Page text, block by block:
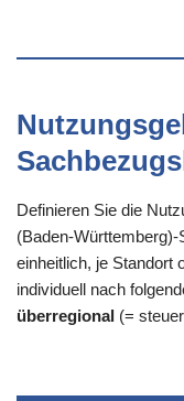
Definieren Sie die
(Baden-
einheitlich, je Standort
individuell nach
überregional (=